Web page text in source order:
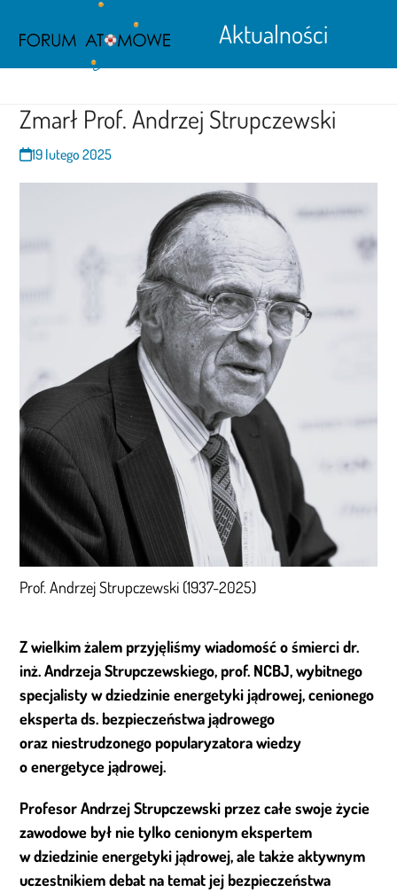
contentmobile
menu
mobile
menu
Aktualności
Zmarł Prof. Andrzej Strupczewski
19 lutego 2025
Prof. Andrzej Strupczewski (1937-2025)
Z wielkim żalem przyjęliśmy wiadomość o śmierci dr.
inż. Andrzeja Strupczewskiego, prof. NCBJ, wybitnego
specjalisty w dziedzinie energetyki jądrowej, cenionego
eksperta ds. bezpieczeństwa jądrowego
oraz niestrudzonego popularyzatora wiedzy
o energetyce jądrowej.
Profesor Andrzej Strupczewski przez całe swoje życie
zawodowe był nie tylko cenionym ekspertem
w dziedzinie energetyki jądrowej, ale także aktywnym
uczestnikiem debat na temat jej bezpieczeństwa